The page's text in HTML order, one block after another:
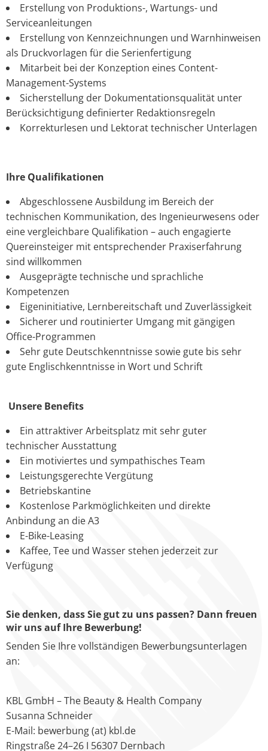
Erstellung von Produktions-, Wartungs- und
Serviceanleitungen
Erstellung von Kennzeichnungen und Warnhinweisen
als Druckvorlagen für die Serienfertigung
Mitarbeit bei der Konzeption eines Content-
Management-Systems
Sicherstellung der Dokumentationsqualität unter
Berücksichtigung definierter Redaktionsregeln
Korrekturlesen und Lektorat technischer Unterlagen
Ihre Qualifikationen
Abgeschlossene Ausbildung im Bereich der
technischen Kommunikation, des Ingenieurwesens oder
eine vergleichbare Qualifikation – auch engagierte
Quereinsteiger mit entsprechender Praxiserfahrung
sind willkommen
Ausgeprägte technische und sprachliche
Kompetenzen
Eigeninitiative, Lernbereitschaft und Zuverlässigkeit
Sicherer und routinierter Umgang mit gängigen
Office-Programmen
Sehr gute Deutschkenntnisse sowie gute bis sehr
gute Englischkenntnisse in Wort und Schrift
Unsere Benefits
Ein attraktiver Arbeitsplatz mit sehr guter
technischer Ausstattung
Ein motiviertes und sympathisches Team
Leistungsgerechte Vergütung
Betriebskantine
Kostenlose Parkmöglichkeiten und direkte
Anbindung an die A3
E-Bike-Leasing
Kaffee, Tee und Wasser stehen jederzeit zur
Verfügung
Sie denken, dass Sie gut zu uns passen? Dann freuen
wir uns auf Ihre Bewerbung!
Senden Sie Ihre vollständigen Bewerbungsunterlagen
an:
KBL GmbH – The Beauty & Health Company
Susanna Schneider
E-Mail: bewerbung (at) kbl.de
Ringstraße 24–26 I 56307 Dernbach